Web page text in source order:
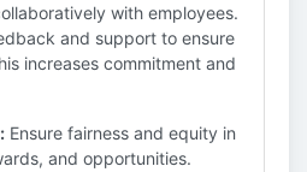
with employees.
and support to ensure
increases commitment and
Ensure fairness and equity in
and opportunities.